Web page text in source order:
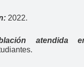
2022.
atendida